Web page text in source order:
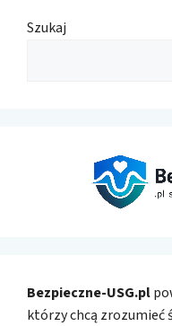
Szukaj
Bezpieczne-USG.pl
którzy chcą zrozumieć